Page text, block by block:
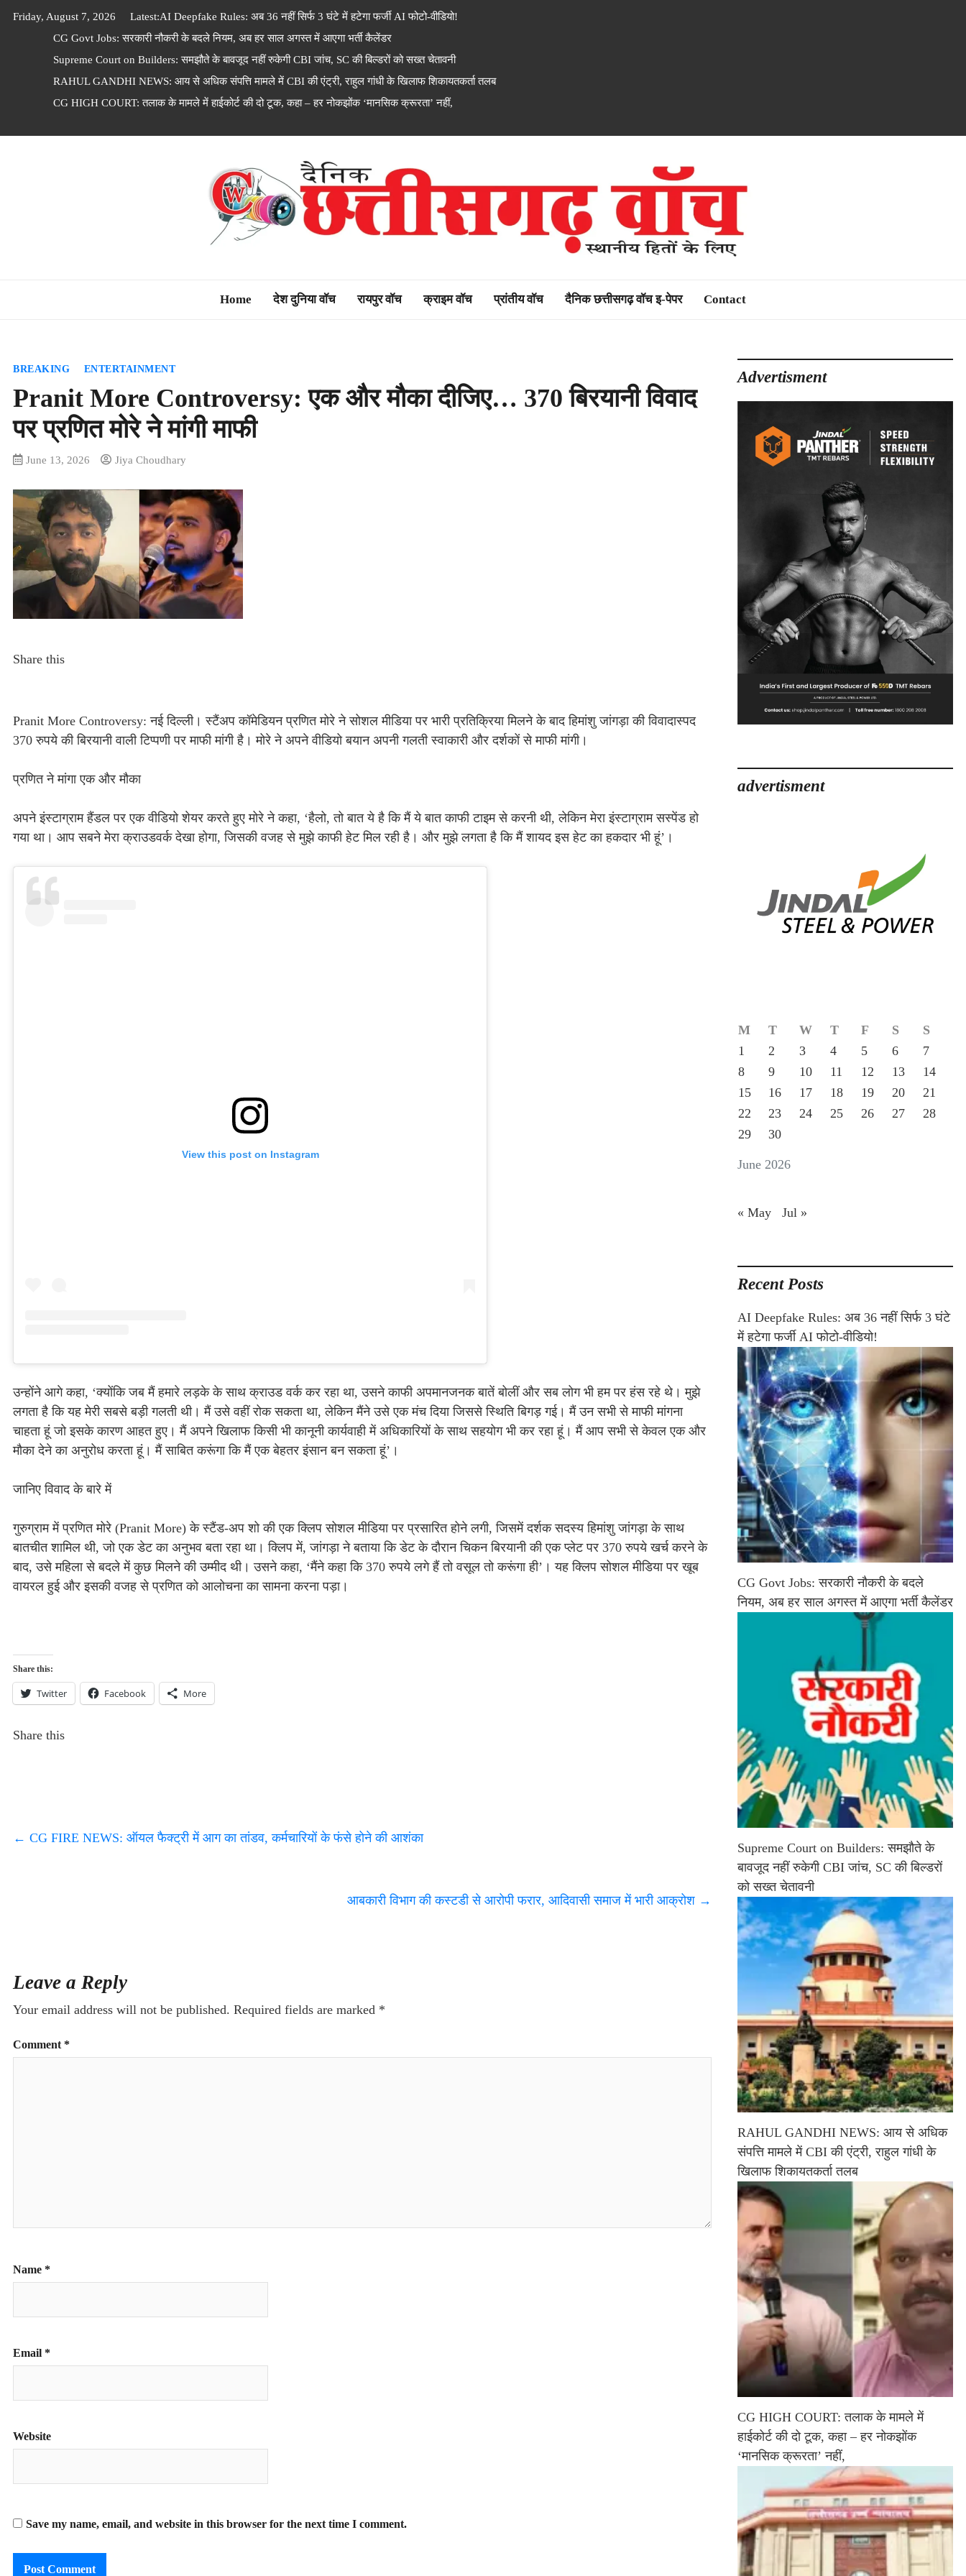
Friday, August 7, 2026 Latest:AI Deepfake Rules: अब 36 नहीं सिर्फ 3 घंटे में हटेगा फर्जी AI फोटो-वीडियो!
CG Govt Jobs: सरकारी नौकरी के बदले नियम, अब हर साल अगस्त में आएगा भर्ती कैलेंडर
Supreme Court on Builders: समझौते के बावजूद नहीं रुकेगी CBI जांच, SC की बिल्डरों को सख्त चेतावनी
RAHUL GANDHI NEWS: आय से अधिक संपत्ति मामले में CBI की एंट्री, राहुल गांधी के खिलाफ शिकायतकर्ता तलब
CG HIGH COURT: तलाक के मामले में हाईकोर्ट की दो टूक, कहा – हर नोकझोंक ‘मानसिक क्रूरता’ नहीं,
Dainik Chhattisgarh watch
Home देश दुनिया वॉच रायपुर वॉच क्राइम वॉच प्रांतीय वॉच दैनिक छत्तीसगढ़ वॉच इ-पेपर Contact
BREAKING ENTERTAINMENT
Pranit More Controversy: एक और मौका दीजिए… 370 बिरयानी विवाद
पर प्रणित मोरे ने मांगी माफी
June 13, 2026 Jiya Choudhary
Share this
Pranit More Controversy: नई दिल्ली। स्टैंअप कॉमेडियन प्रणित मोरे ने सोशल मीडिया पर भारी प्रतिक्रिया मिलने के बाद हिमांशु जांगड़ा की विवादास्पद
370 रुपये की बिरयानी वाली टिप्पणी पर माफी मांगी है। मोरे ने अपने वीडियो बयान अपनी गलती स्वाकारी और दर्शकों से माफी मांगी।
प्रणित ने मांगा एक और मौका
अपने इंस्टाग्राम हैंडल पर एक वीडियो शेयर करते हुए मोरे ने कहा, ‘हैलो, तो बात ये है कि मैं ये बात काफी टाइम से करनी थी, लेकिन मेरा इंस्टाग्राम सस्पेंड हो
गया था। आप सबने मेरा क्राउडवर्क देखा होगा, जिसकी वजह से मुझे काफी हेट मिल रही है। और मुझे लगता है कि मैं शायद इस हेट का हकदार भी हूं’।
View this post on Instagram
उन्होंने आगे कहा, ‘क्योंकि जब मैं हमारे लड़के के साथ क्राउड वर्क कर रहा था, उसने काफी अपमानजनक बातें बोलीं और सब लोग भी हम पर हंस रहे थे। मुझे
लगता है कि यह मेरी सबसे बड़ी गलती थी। मैं उसे वहीं रोक सकता था, लेकिन मैंने उसे एक मंच दिया जिससे स्थिति बिगड़ गई। मैं उन सभी से माफी मांगना
चाहता हूं जो इसके कारण आहत हुए। मैं अपने खिलाफ किसी भी कानूनी कार्यवाही में अधिकारियों के साथ सहयोग भी कर रहा हूं। मैं आप सभी से केवल एक और
मौका देने का अनुरोध करता हूं। मैं साबित करूंगा कि मैं एक बेहतर इंसान बन सकता हूं’।
जानिए विवाद के बारे में
गुरुग्राम में प्रणित मोरे (Pranit More) के स्टैंड-अप शो की एक क्लिप सोशल मीडिया पर प्रसारित होने लगी, जिसमें दर्शक सदस्य हिमांशु जांगड़ा के साथ
बातचीत शामिल थी, जो एक डेट का अनुभव बता रहा था। क्लिप में, जांगड़ा ने बताया कि डेट के दौरान चिकन बिरयानी की एक प्लेट पर 370 रुपये खर्च करने के
बाद, उसे महिला से बदले में कुछ मिलने की उम्मीद थी। उसने कहा, ‘मैंने कहा कि 370 रुपये लगे हैं तो वसूल तो करूंगा ही’। यह क्लिप सोशल मीडिया पर खूब
वायरल हुई और इसकी वजह से प्रणित को आलोचना का सामना करना पड़ा।
Share this:
Twitter Facebook More
Share this
← CG FIRE NEWS: ऑयल फैक्ट्री में आग का तांडव, कर्मचारियों के फंसे होने की आशंका
आबकारी विभाग की कस्टडी से आरोपी फरार, आदिवासी समाज में भारी आक्रोश →
Leave a Reply
Your email address will not be published. Required fields are marked *
Comment *
Name *
Email *
Website
Save my name, email, and website in this browser for the next time I comment.
Advertisment
advertisment
June 2026
M T W T F S
S
1
2 3 4 5 6
7
8
9 10 11 12 13
14
15
16 17 18 19 20
21
22
23 24 25 26 27
28
29
30
« May Jul »
Recent Posts
AI Deepfake Rules: अब 36 नहीं सिर्फ 3 घंटे
में हटेगा फर्जी AI फोटो-वीडियो!
CG Govt Jobs: सरकारी नौकरी के बदले
नियम, अब हर साल अगस्त में आएगा भर्ती कैलेंडर
Supreme Court on Builders: समझौते के
बावजूद नहीं रुकेगी CBI जांच, SC की बिल्डरों
को सख्त चेतावनी
RAHUL GANDHI NEWS: आय से अधिक
संपत्ति मामले में CBI की एंट्री, राहुल गांधी के
खिलाफ शिकायतकर्ता तलब
CG HIGH COURT: तलाक के मामले में
हाईकोर्ट की दो टूक, कहा – हर नोकझोंक
‘मानसिक क्रूरता’ नहीं,